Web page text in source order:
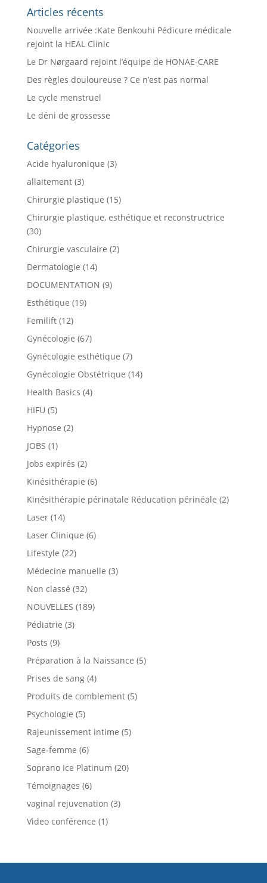
Articles récents
Nouvelle arrivée :Kate Benkouhi Pédicure médicale
rejoint la HEAL Clinic
Le Dr Nørgaard rejoint l’équipe de HONAE-CARE
Des règles douloureuse ? Ce n’est pas normal
Le cycle menstruel
Le déni de grossesse
Catégories
Acide hyaluronique (3)
allaitement(3)
Chirurgie plastique (15)
Chirurgie plastique, esthétique et reconstructrice
(30)
Chirurgie vasculaire (2)
Dermatologie (14)
DOCUMENTATION (9)
Esthétique (19)
Femilift(12)
Gynécologie (67)
Gynécologie esthétique (7)
Gynécologie Obstétrique (14)
Health Basics (4)
HIFU (5)
Hypnose (2)
JOBS (1)
Jobs expirés (2)
Kinésithérapie (6)
Kinésithérapie périnatale Réducation périnéale (2)
Laser(14)
Laser Clinique (6)
Lifestyle (22)
Médecine manuelle (3)
Non classé (32)
NOUVELLES (189)
Pédiatrie (3)
Posts (9)
Préparation à la Naissance (5)
Prises de sang(4)
Produits de comblement(5)
Psychologie (5)
Rajeunissement intime (5)
Sage-femme (6)
Soprano Ice Platinum (20)
Témoignages (6)
vaginal rejuvenation (3)
Video conférence (1)